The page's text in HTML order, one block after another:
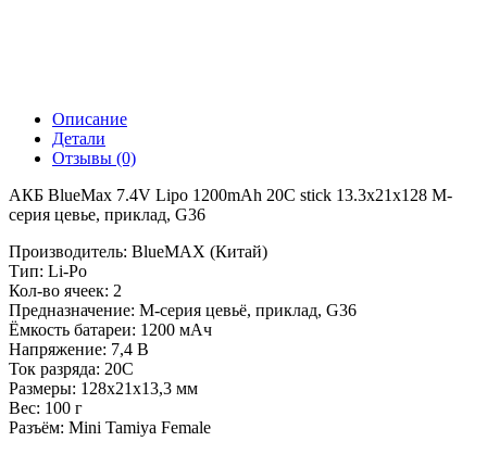
Описание
Детали
Отзывы (0)
АКБ BlueMax 7.4V Lipo 1200mAh 20C stick 13.3x21x128 М-
серия цевье, приклад, G36
Производитель: BlueMAX (Китай)
Тип: Li-Po
Кол-во ячеек: 2
Предназначение: М-серия цевьё, приклад, G36
Ёмкость батареи: 1200 мАч
Напряжение: 7,4 В
Ток разряда: 20C
Размеры: 128x21x13,3 мм
Вес: 100 г
Разъём: Mini Tamiya Female